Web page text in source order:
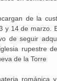
de la
14 de marzo.
de seguir
rupestre
de la Torre
románica